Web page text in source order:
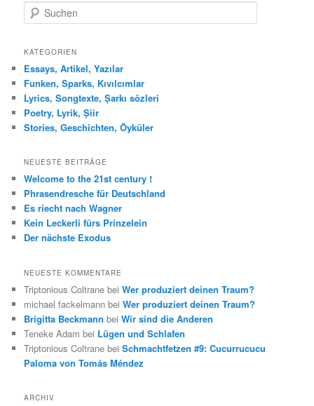
u
h
n
KATEGORIEN
Essays, Artikel, Yazılar
Funken, Sparks, Kıvılcımlar
Lyrics, Songtexte, Șarkı sözleri
Poetry, Lyrik, Șiir
Stories, Geschichten, Öyküler
NEUESTE BEITRÄGE
Welcome to the 21st century !
Phrasendresche für Deutschland
Es riecht nach Wagner
Kein Leckerli fürs Prinzelein
Der nächste Exodus
NEUESTE KOMMENTARE
Triptonious Coltrane beiWer produziert deinen Traum?
michael fackelmann beiWer produziert deinen Traum?
Brigitta Beckmann beiWir sind die Anderen
Teneke Adam bei Lügen und Schlafen
Triptonious Coltrane beiSchmachtfetzen #9: Cucurrucucu
Paloma von Tomás Méndez
ARCHIV